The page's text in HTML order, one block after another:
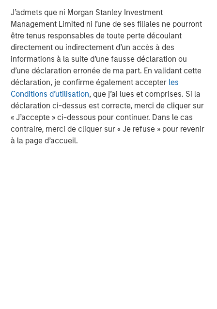
J’admets que ni Morgan Stanley Investment
Management Limited ni l’une de ses filiales ne pourront
être tenus responsables de toute perte découlant
directement ou indirectement d’un accès à des
informations à la suite d’une fausse déclaration ou
d’une déclaration erronée de ma part. En validant cette
déclaration, je confirme également accepter les
Conditions d’utilisation, que j’ai lues et comprises. Si la
déclaration ci-dessus est correcte, merci de cliquer sur
« J’accepte » ci-dessous pour continuer. Dans le cas
contraire, merci de cliquer sur « Je refuse » pour revenir
à la page d’accueil.
corporations, governments, institutions and individuals.
For further information about Morgan Stanley, please visit
www.morganstanley.com.
Morgan Stanley Infrastructure Partners
Morgan Stanley Infrastructure Partners invests in a
diverse range of infrastructure assets predominantly
located in OECD countries. The team seeks to create
value through active asset management and operational
improvements.